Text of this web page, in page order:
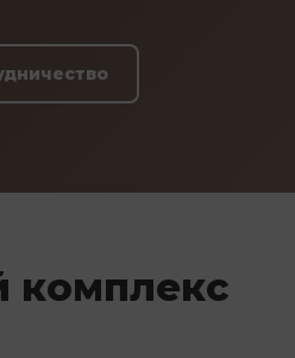
комплекс